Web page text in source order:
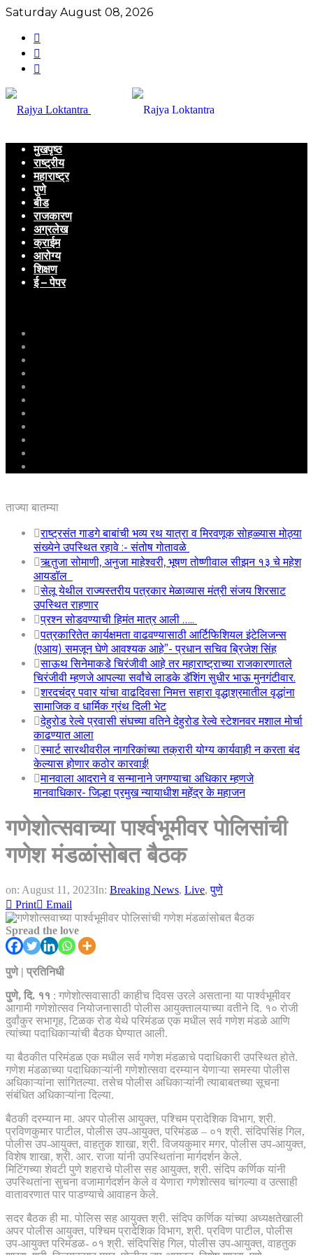
Saturday August 08, 2026
मुखपृष्ठ
राष्ट्रीय
महाराष्ट्र
पुणे
बीड
राजकारण
अग्रलेख
क्राईम
आरोग्य
शिक्षण
ई – पेपर
ताज्या बातम्या
राष्ट्रसंत गाडगे बाबांची भव्य रथ यात्रा व मिरवणूक सोहळ्यास मोठ्या
संख्येने उपस्थित रहावे :- संतोष गोतावळे
ऋतुजा सोमाणी, अनुजा माहेश्वरी, भूषण तोष्णीवाल सीझन १३ चे महेश
आयडॉल
सेलू येथील राज्यस्तरीय पत्रकार मेळाव्यास मंत्री संजय शिरसाट
उपस्थित राहणार
प्रश्न सोडवण्याची हिमंत मात्र आली …..
पत्रकारितेत कार्यक्षमता वाढवण्यासाठी आर्टिफिशियल इंटेलिजन्स
(एआय) समजून घेणे आवश्यक आहे”- प्रधान सचिव ब्रिजेश सिंह
साऊथ सिनेमाकडे चिरंजीवी आहे तर महाराष्ट्राच्या राजकारणातले
चिरंजीवी म्हणजे आपल्या सर्वांचे लाडके डॅशिंग सुधीर भाऊ मुनगंटीवार.
शरदचंद्र पवार यांचा वाढदिवसा निमत्त सहारा वृद्धाश्रमातील वृद्धांना
सामाजिक व धार्मिक ग्रंथ दिली भेट
देहुरोड रेल्वे प्रवासी संघच्या वतिने देहुरोड रेल्वे स्टेशनवर मशाल मोर्चा
काढण्यात आला
स्मार्ट सारथीवरील नागरिकांच्या तक्रारी योग्य कार्यवाही न करता बंद
केल्यास होणार कठोर कारवाई!
मानवाला आदराने व सन्मानाने जगण्याचा अधिकार म्हणजे
मानवाधिकार- जिल्हा प्रमुख न्यायाधीश महेंद्र के महाजन
गणेशोत्सवाच्या पार्श्वभूमीवर पोलिसांची
गणेश मंडळांसोबत बैठक
on: August 11, 2023In: Breaking News, Live,पुणे
Print
Email
Spread the love
पुणे | प्रतिनिधी
पुणे, दि. ११ : गणेशोत्सवासाठी काहीच दिवस उरले असताना या पार्श्वभूमीवर
आगामी गणेशोत्सव नियोजनासाठी पोलीस आयुक्तालयाच्या वतीने दि. १० रोजी
दुर्वांकुर सभागृह, टिळक रोड येथे परिमंडळ एक मधील सर्व गणेश मंडळे आणि
त्यांच्या पदाधिकाऱ्यांची बैठक घेण्यात आली.
या बैठकीत परिमंडळ एक मधील सर्व गणेश मंडळाचे पदाधिकारी उपस्थित होते.
गणेश मंडळाच्या पदाधिकाऱ्यांनी गणेशोत्सवा दरम्यान येणाऱ्या समस्या पोलीस
अधिकाऱ्यांना सांगितल्या. तसेच पोलीस अधिकाऱ्यांनी त्याबाबतच्या सूचना
संबंधित अधिकाऱ्यांना दिल्या.
बैठकी दरम्यान मा. अपर पोलीस आयुक्त, पश्चिम प्रादेशिक विभाग, श्री.
प्रविणकुमार पाटील, पोलीस उप-आयुक्त, परिमंडळ – ०१ श्री. संदिपसिंह गिल,
पोलीस उप-आयुक्त, वाहतुक शाखा, श्री. विजयकुमार मगर, पोलीस उप-आयुक्त,
विशेष शाखा, श्री. आर. राजा यांनी उपस्थितांना मार्गदर्शन केले.
मिटिंगच्या शेवटी पुणे शहराचे पोलीस सह आयुक्त, श्री. संदिप कर्णिक यांनी
उपस्थितांना सुचना वजामार्गदर्शन केले व येणारा गणेशोत्सव चांगल्या व उत्साही
वातावरणात पार पाडण्याचे आवाहन केले.
सदर बैठक ही मा. पोलिस सह आयुक्त श्री. संदिप कर्णिक यांच्या अध्यक्षतेखाली
अपर पोलीस आयुक्त, पश्चिम प्रादेशिक विभाग, श्री. प्रविण पाटील, पोलीस
उप-आयुक्त परिमंडळ- ०१ श्री. संदिपसिंह गिल, पोलीस उप-आयुक्त, वाहतुक